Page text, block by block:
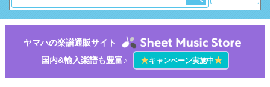
ヤマハの楽譜通販サイト
国内&輸入楽譜も豊富♪
★キャンペーン実施中★